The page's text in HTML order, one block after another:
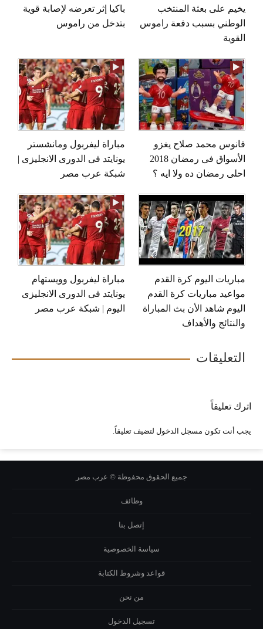
يخيم على بعثة المنتخب
الوطني بسبب دفعة راموس
القوية
باكيا إثر تعرضه لإصابة قوية
بتدخل من راموس
فانوس محمد صلاح يغزو
الأسواق فى رمضان 2018
احلى رمضان ده ولا ايه ؟
مباراة ليفربول ومانشستر
يونايتد فى الدورى الانجليزى |
شبكة عرب مصر
مباريات اليوم كرة القدم
مواعيد مباريات كرة القدم
اليوم شاهد الأن بث المباراة
والنتائج والأهداف
مباراة ليفربول وويستهام
يونايتد فى الدورى الانجليزى
اليوم | شبكة عرب مصر
التعليقات
اترك تعليقاً
يجب أنت تكون مسجل الدخول لتضيف تعليقاً.
جميع الحقوق محفوظة © عرب مصر
وظائف
إتصل بنا
سياسة الخصوصية
قواعد وشروط الكتابة
من نحن
تسجيل الدخول